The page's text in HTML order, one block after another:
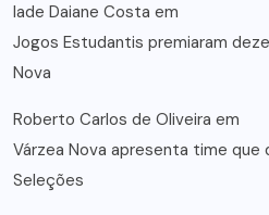
lade Daiane Costa em
Jogos Estudantis premiaram
Nova
Roberto Carlos de Oliveira em
Várzea Nova apresenta time que
Seleções